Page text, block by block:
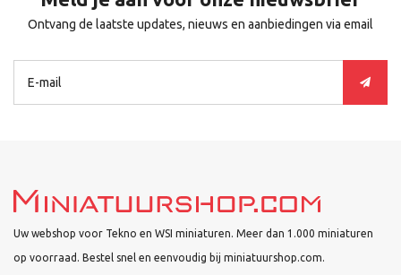
Ontvang de laatste updates, nieuws en aanbiedingen via email
Uw webshop voor Tekno en WSI miniaturen. Meer dan 1.000 miniaturen
op voorraad. Bestel snel en eenvoudig bij miniatuurshop.com.